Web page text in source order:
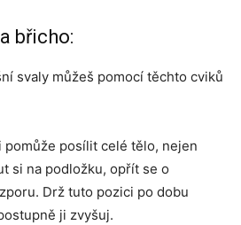
břicho:
svaly můžeš pomocí těchto cviků
pomůže posílit celé tělo, nejen
si na podložku, opřít se o
Drž tuto pozici po dobu
ji zvyšuj.